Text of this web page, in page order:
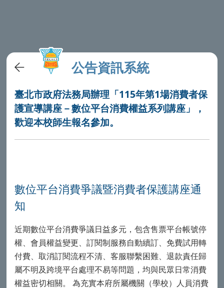
公告資訊系統
臺北市政府法務局辦理「115年第1場消費者保
護宣導講座－數位平台消費權益系列講座」，
歡迎本校師生報名參加。
數位平台消費爭議暨消費者保護講座通
知
近期數位平台消費爭議日益多元，包含售票平台帳號停
權、會員權益變更、訂閱制服務自動續訂、免費試用轉
付費、取消訂閱流程不清、客服聯繫困難、退款責任歸
屬不明及跨境平台處理不易等問題，均與民眾日常消費
權益密切相關。 為充實本府所屬機關（學校）人員消費